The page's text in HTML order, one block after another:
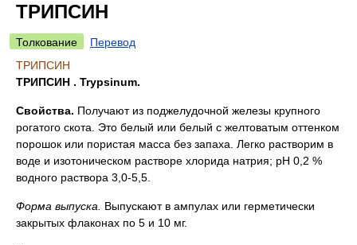
ТРИПСИН
Толкование
Перевод
ТРИПСИН
ТРИПСИН . Trypsinum.
Свойства. Получают из поджелудочной железы крупного
рогатого скота. Это белый или белый с желтоватым оттенком
порошок или пористая масса без запаха. Легко растворим в
воде и изотоническом растворе хлорида натрия; рН 0,2 %
водного раствора 3,0-5,5.
Форма выпуска
Выпускают в ампулах или герметически
закрытых флаконах по 5 и 10 мг.